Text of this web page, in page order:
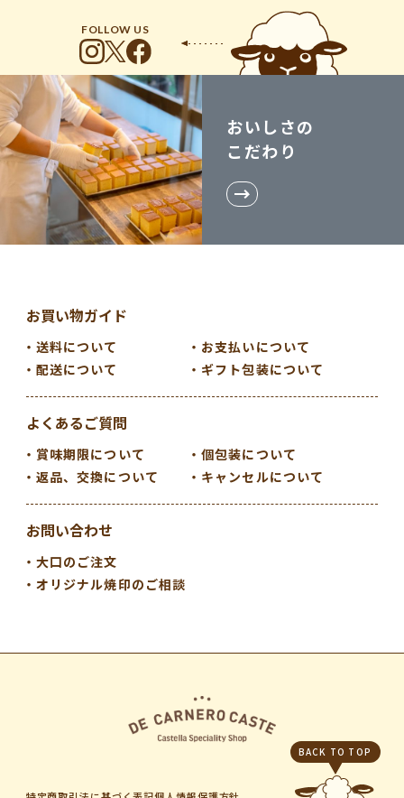
FOLLOW US
おいしさの
こだわり
お買い物ガイド
送料について
お支払いについて
配送について
ギフト包装について
よくあるご質問
賞味期限について
個包装について
返品、交換について
キャンセルについて
お問い合わせ
大口のご注文
オリジナル焼印のご相談
BACK TO TOP